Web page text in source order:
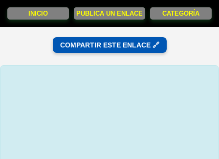
INICIO PUBLICA UN ENLACE CATEGORÍA
COMPARTIR ESTE ENLACE 🔗